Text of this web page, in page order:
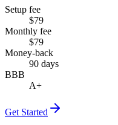
Setup fee
$79
Monthly fee
$79
Money-back
90 days
BBB
A+
Get Started